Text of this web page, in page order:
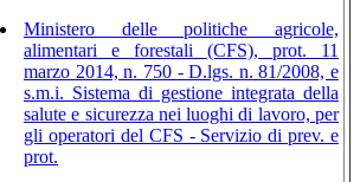
Ministero delle politiche agricole,
alimentari e forestali (CFS), prot. 11
marzo 2014, n. 750 - D.lgs. n. 81/2008, e
s.m.i. Sistema di gestione integrata della
salute e sicurezza nei luoghi di lavoro, per
gli operatori del CFS - Servizio di prev. e
prot.